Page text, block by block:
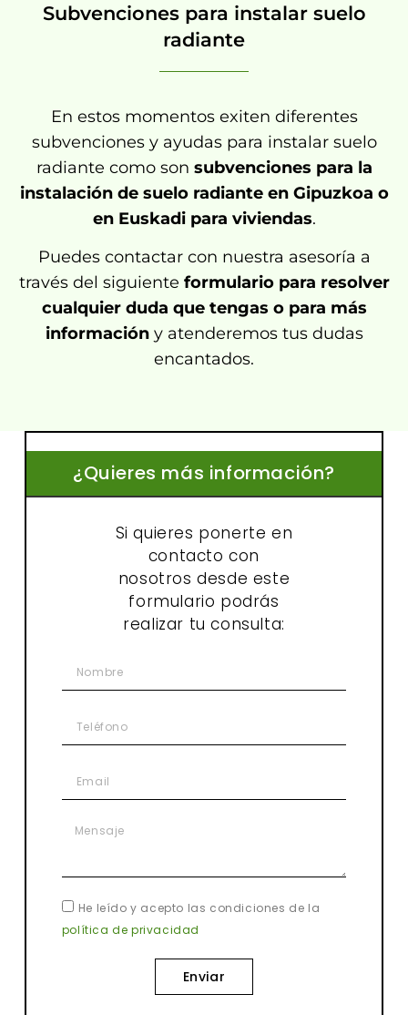
Subvenciones para instalar suelo
radiante
En estos momentos exiten diferentes
subvenciones y ayudas para instalar suelo
radiante como son subvenciones para la
instalación de suelo radiante en Gipuzkoa o
en Euskadi para viviendas.
Puedes contactar con nuestra asesoría a
través del siguiente formulario para resolver
cualquier duda que tengas o para más
informacióny atenderemos tus dudas
encantados.
¿Quieres más información?
Si quieres ponerte en
contacto con
nosotros desde este
formulario podrás
realizar tu consulta:
He leído y acepto las condiciones de la
política de privacidad
Enviar